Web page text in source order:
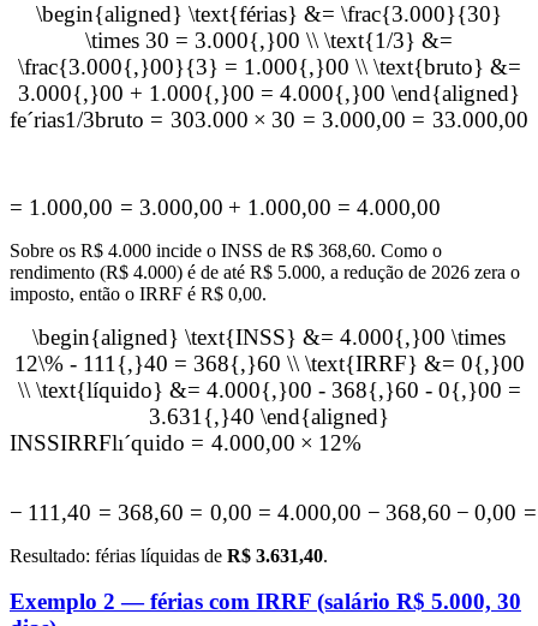
\begin{aligned} \text{férias} &= \frac{3.000}{30}
\times 30 = 3.000{,}00 \\ \text{1/3} &=
\frac{3.000{,}00}{3} = 1.000{,}00 \\ \text{bruto} &=
3.000{,}00 + 1.000{,}00 = 4.000{,}00 \end{aligned}
feˊrias1/3bruto = 303.000 × 30 = 3.000,00 = 33.000,00
= 1.000,00 = 3.000,00 + 1.000,00 = 4.000,00
Sobre os R$ 4.000 incide o INSS de R$ 368,60. Como o
rendimento (R$ 4.000) é de até R$ 5.000, a redução de 2026 zera o
imposto, então o IRRF é R$ 0,00.
\begin{aligned} \text{INSS} &= 4.000{,}00 \times
12\% - 111{,}40 = 368{,}60 \\ \text{IRRF} &= 0{,}00
\\ \text{líquido} &= 4.000{,}00 - 368{,}60 - 0{,}00 =
3.631{,}40 \end{aligned}
INSSIRRFlıˊquido = 4.000,00 × 12%
− 111 ,40 = 368,60 = 0,00 = 4.000,00 − 368,60 − 0,00 =
Resultado: férias líquidas de R$ 3.631,40.
Exemplo 2 — férias com IRRF (salário R$ 5.000, 30